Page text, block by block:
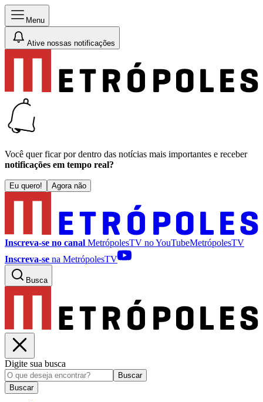
Menu
Ative nossas notificações
Você quer ficar por dentro das notícias mais importantes e receber
notificações em tempo real?
Eu quero! Agora não
Inscreva-se no canal MetrópolesTV noYouTubeMetrópolesTV
Inscreva-se na MetrópolesTV
Busca
Digite sua busca
Buscar
Buscar